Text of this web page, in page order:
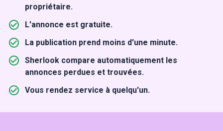
propriétaire.
L'annonce est gratuite.
La publication prend moins d'une minute.
Sherlook compare automatiquement les
annonces perdues et trouvées.
Vous rendez service à quelqu'un.